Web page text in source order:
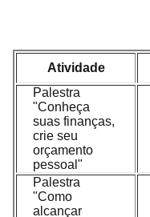
Atividade
Palestra
"Conheça
suas finanças,
crie seu
orçamento
pessoal"
Palestra
"Como
alcançar